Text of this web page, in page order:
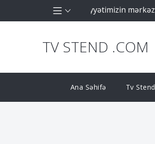
şirkəti olaraq fəaliyyətimizin mərkəzində
TV STEND .COM
Ana Səhifə Tv